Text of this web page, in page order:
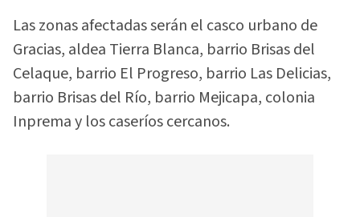
Las zonas afectadas serán el casco urbano de
Gracias, aldea Tierra Blanca, barrio Brisas del
Celaque, barrio El Progreso, barrio Las Delicias,
barrio Brisas del Río, barrio Mejicapa, colonia
Inprema y los caseríos cercanos.